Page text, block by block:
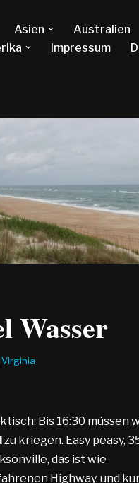
Asien Australien
Impressum
Wasser
Virginia
Bis 16:30 müssen
zu kriegen. Easy peasy,
das ist wie
Highway, und